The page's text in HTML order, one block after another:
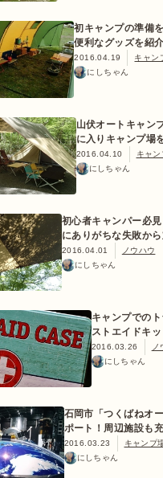
初キャンプの準備
便利なグッズを紹
2016.04.19
キャン
にしちゃん
山伏オートキャン
に入りキャンプ場
2016.04.10
キャン
にしちゃん
初心者キャンパー必
にありがちな失敗か
2016.04.01
ノウハウ
にしちゃん
キャンプでの
ストエイドキッ
2016.03.26
ノ
にしちゃん
石岡市「つくばねオ
ポート！周辺施設も充
2016.03.23
キャンプ
にしちゃん
検索